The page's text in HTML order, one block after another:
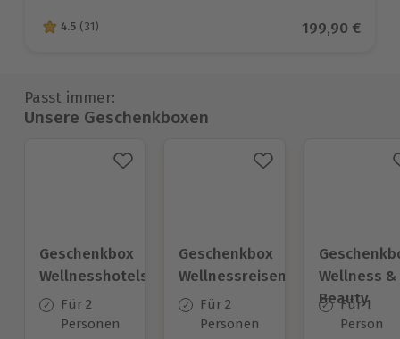
4.5 von 5 Sternen basierend auf 31 Bewertungen
4.5 (31) Aktueller
199,90 €
Passt immer:
Unsere Geschenkboxen
Geschenkbox
Wellnesshotels
Für 2
Personen
Geschenkbox
Wellnessreisen
Für 2
Personen
Wellness &
Beauty
Für 1
Person